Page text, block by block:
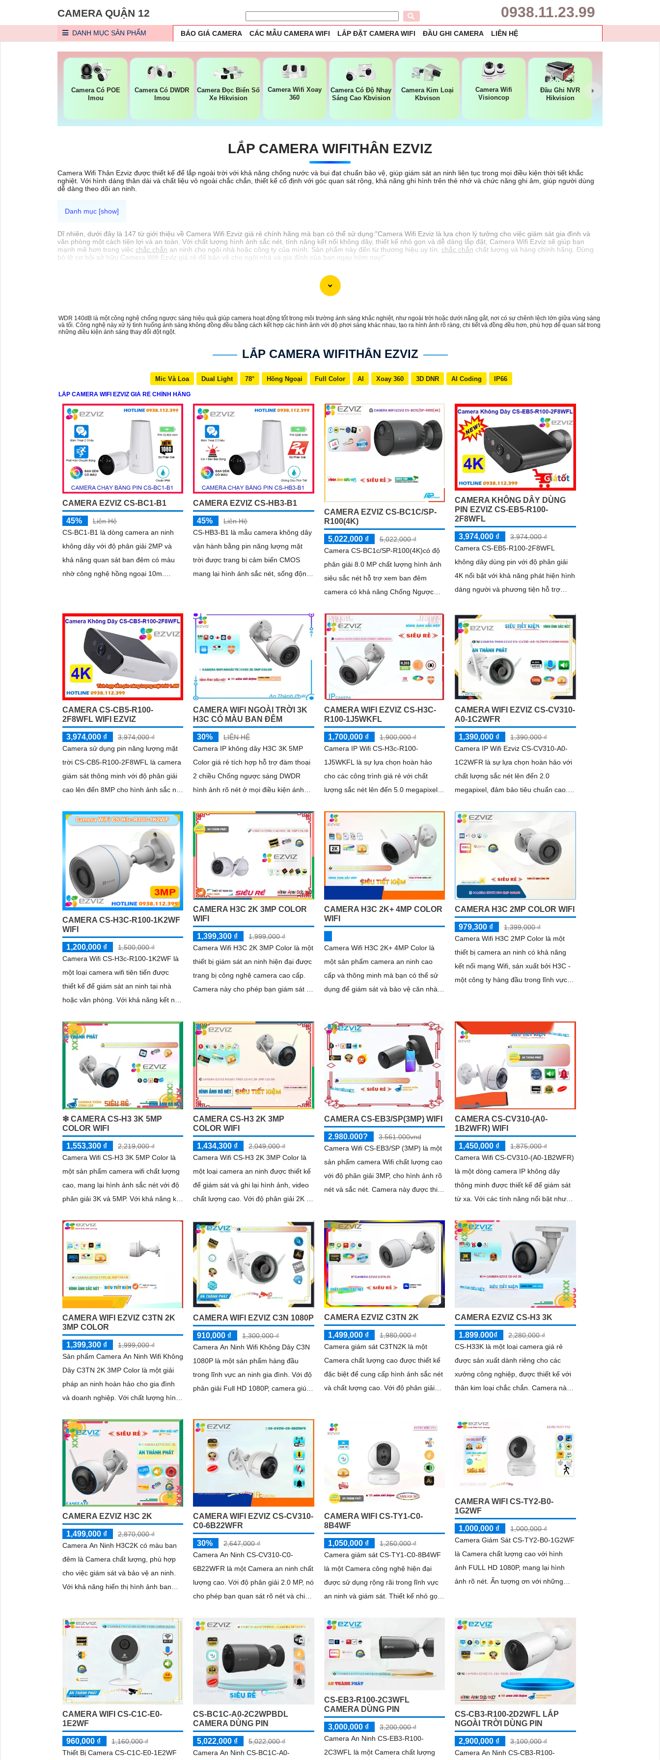
CAMERA QUẬN 12 0938.11.23.99
DANH MỤC SẢN PHẨM BÁO GIÁ CAMERA CÁC MẪU CAMERA WIFI LẮP ĐẶT CAMERA WIFI ĐẦU GHI CAMERA LIÊN HỆ
Camera Có POE
Imou
Camera Có DWDR
Imou
Camera Đọc Biển Số
Xe Hikvision
Camera Wifi Xoay
360
Camera Có Độ Nhạy
Sáng Cao Kbvision
Camera Kim Loại
Kbvison
Camera Wifi
Visioncop
Đầu Ghi NVR
Hikvision
LẮP CAMERA WIFITHÂN EZVIZ
Camera Wifi Thân Ezviz được thiết kế để lắp ngoài trời với khả năng chống nước và bụi đạt chuẩn bảo vệ, giúp giám sát an ninh liên tục trong mọi điều kiện thời tiết khắc
nghiệt. Với hình dáng thân dài và chất liệu vỏ ngoài chắc chắn, thiết kế cố định với góc quan sát rộng, khả năng ghi hình trên thẻ nhớ và chức năng ghi âm, giúp người dùng
dễ dàng theo dõi an ninh.
Dĩ nhiên, dưới đây là 147 từ giới thiệu về Camera Wifi Ezviz giá rẻ chính hãng mà bạn có thể sử dụng:"Camera Wifi Ezviz là lựa chọn lý tưởng cho việc giám sát gia đình và
văn phòng một cách tiện lợi và an toàn. Với chất lượng hình ảnh sắc nét, tính năng kết nối không dây, thiết kế nhỏ gọn và dễ dàng lắp đặt, Camera Wifi Ezviz sẽ giúp bạn
mạnh mẽ hơn trong việc chắc chắn an ninh cho ngôi nhà hoặc công ty của mình. Sản phẩm này đến từ thương hiệu uy tín, chắc chắn chất lượng và hàng chính hãng. Đừng
bỏ lỡ cơ hội sở hữu Camera Wifi Ezviz giá rẻ để bảo vệ cho ngôi nhà và gia đình của bạn ngay hôm nay!"
WDR 140dB là một công nghệ chống ngược sáng hiệu quả giúp camera hoạt động tốt trong môi trường ánh sáng khắc nghiệt, như ngoài trời hoặc dưới nắng gắt, nơi có sự chênh lệch lớn giữa vùng sáng
và tối. Công nghệ này xử lý tình huống ánh sáng không đồng đều bằng cách kết hợp các hình ảnh với độ phơi sáng khác nhau, tạo ra hình ảnh rõ ràng, chi tiết và đồng đều hơn, phù hợp để quan sát trong
những điều kiện ánh sáng thay đổi đột ngột.
LẮP CAMERA WIFITHÂN EZVIZ
Mic Và Loa Dual Light 78° Hồng Ngoại Full Color AI Xoay 360 3D DNR AI Coding IP66
LẮP CAMERA WIFI EZVIZ GIÁ RẺ CHÍNH HÃNG
CAMERA EZVIZ CS-BC1-B1
45%
Liên Hệ
CS-BC1-B1 là dòng camera an ninh
không dây với độ phân giải 2MP và
khả năng quan sát ban đêm có màu
nhờ công nghệ hồng ngoại 10m.
CAMERA EZVIZ CS-HB3-B1
45%
Liên Hệ
CS-HB3-B1 là mẫu camera không dây
vận hành bằng pin năng lượng mặt
trời được trang bị cảm biến CMOS
mang lại hình ảnh sắc nét, sống động
màu. Camera có độ phân giải 3
CAMERA EZVIZ CS-BC1C/SP-
R100(4K)
5,022,000 ₫
5,022,000 ₫
Camera CS-BC1c/SP-R100(4K)có độ
phân giải 8.0 MP chất lượng hình ảnh
siêu sắc nét hỗ trợ xem ban đêm
camera có khả năng Chống Ngược
ảnh CMOS camera CS-BC1c/SP-
R100(4K) là một loại camera giá rẻ với
khả năng lưu trữ dữ liệu lên đến
512GB thông qua khe thẻ nhớ
CAMERA KHÔNG DÂY DÙNG
PIN EZVIZ CS-EB5-R100-
2F8WFL
3,974,000 ₫
3,974,000 ₫
Camera CS-EB5-R100-2F8WFL
không dây dùng pin với độ phân giải
4K nổi bật với khả năng phát hiện hình
dáng người và phương tiện hỗ trợ
còi cảnh báo và đèn chớp tăng cường
an ninh khi phát hiện sự xâm nhập
camera tích hợp tấm pin năng lượng
mặt trời và pin sạc đạt chuẩn IP65
chống nước và bụi giúp hoạt động bền
bỉ trong mọi điều kiện thời tiết.
CAMERA CS-CB5-R100-
2F8WFL WIFI EZVIZ
3,974,000 ₫
3,974,000 ₫
Camera sử dụng pin năng lượng mặt
trời CS-CB5-R100-2F8WFL là camera
giám sát thông minh với độ phân giải
cao lên đến 8MP cho hình ảnh sắc nét
camera có khả năng phát hiện dáng
người và phương tiện báo động khi
phát hiện xâm nhập Thiết kế bền bỉ
chống nước IP65 phù hợp lắp đặt
trong mọi điều kiện thời tiết. Camera
An Ninh CS-CB5-R100-2F8WFL có
khả năng còi hú, đèn chớp báo động,
learning phân biệt người & phương
tiện
CAMERA WIFI NGOÀI TRỜI 3K
H3C CÓ MÀU BAN ĐÊM
30%
LIÊN HỆ
Camera IP không dây H3C 3K 5MP
Color giá rẻ tích hợp hỗ trợ đàm thoại
2 chiều Chống ngược sáng DWDR
hình ảnh rõ nét ở mọi điều kiện ánh
kiện thiếu sáng. Camera Giá re Wifi
Không Dây H3C 3K 5MP Color siêu
CAMERA WIFI EZVIZ CS-H3C-
R100-1J5WKFL
1,700,000 ₫
1,900,000 ₫
Camera IP Wifi CS-H3c-R100-
1J5WKFL là sự lựa chọn hoàn hảo
cho các công trình giá rẻ với chất
lượng sắc nét lên đến 5.0 megapixel.
đêm với hồng...
CAMERA WIFI EZVIZ CS-CV310-
A0-1C2WFR
1,390,000 ₫
1,390,000 ₫
Camera IP Wifi Ezviz CS-CV310-A0-
1C2WFR là sự lựa chọn hoàn hảo với
chất lượng sắc nét lên đến 2.0
megapixel, đảm bảo tiêu chuẩn cao.
hồng...
CAMERA CS-H3C-R100-1K2WF
WIFI
1,200,000 ₫
1,500,000 ₫
Camera Wifi CS-H3c-R100-1K2WF là
một loại camera wifi tiên tiến được
thiết kế để giám sát an ninh tại nhà
hoặc văn phòng. Với khả năng kết nối
truy cập và kiểm soát từ xa thông qua
mạng internet
CAMERA H3C 2K 3MP COLOR
WIFI
1,399,300 ₫
1,999,000 ₫
Camera Wifi H3C 2K 3MP Color là một
thiết bị giám sát an ninh hiện đại được
trang bị công nghệ camera cao cấp.
Camera này cho phép bạn giám sát và
mạng wifi
CAMERA H3C 2K+ 4MP COLOR
WIFI
Camera Wifi H3C 2K+ 4MP Color là
một sản phẩm camera an ninh cao
cấp và thông minh mà bạn có thể sử
dụng để giám sát và bảo vệ căn nhà,
CAMERA H3C 2MP COLOR WIFI
979,300 ₫
1,399,000 ₫
Camera Wifi H3C 2MP Color là một
thiết bị camera an ninh có khả năng
kết nối mạng Wifi, sản xuất bởi H3C -
một công ty hàng đầu trong lĩnh vực
❇ CAMERA CS-H3 3K 5MP
COLOR WIFI
1,553,300 ₫
2,219,000 ₫
Camera Wifi CS-H3 3K 5MP Color là
một sản phẩm camera wifi chất lượng
cao, mang lại hình ảnh sắc nét với độ
phân giải 3K và 5MP. Với khả năng kết
dàng giám sát từ xa qua điện thoại di
động
CAMERA CS-H3 2K 3MP
COLOR WIFI
1,434,300 ₫
2,049,000 ₫
Camera Wifi CS-H3 2K 3MP Color là
một loại camera an ninh được thiết kế
để giám sát và ghi lại hình ảnh, video
chất lượng cao. Với độ phân giải 2K và
chi tiết, đảm bảo bạn có thể nhìn rõ
từng chi tiết
CAMERA CS-EB3/SP(3MP) WIFI
2.980.000?
3.561.000vnd
Camera Wifi CS-EB3/SP (3MP) là một
sản phẩm camera Wifi chất lượng cao
với độ phân giải 3MP, cho hình ảnh rõ
nét và sắc nét. Camera này được thiết
cửa hàng và nhà kho
CAMERA CS-CV310-(A0-
1B2WFR) WIFI
1,450,000 ₫
1,875,000 ₫
Camera Wifi CS-CV310-(A0-1B2WFR)
là một dòng camera IP không dây
thông minh được thiết kế để giám sát
từ xa. Với các tính năng nổi bật như
ban...
CAMERA WIFI EZVIZ C3TN 2K
3MP COLOR
1,399,300 ₫
1,999,000 ₫
Sản phẩm Camera An Ninh Wifi Không
Dây C3TN 2K 3MP Color là một giải
pháp an ninh hoàn hảo cho gia đình
và doanh nghiệp. Với chất lượng hình
cho phép bạn quan sát mọi góc nhỏ
nhất với rõ nét và sắc nét
CAMERA WIFI EZVIZ C3N 1080P
910,000 ₫
1,300,000 ₫
Camera An Ninh Wifi Không Dây C3N
1080P là một sản phẩm hàng đầu
trong lĩnh vực an ninh gia đình. Với độ
phân giải Full HD 1080P, camera giúp
nét
CAMERA EZVIZ C3TN 2K
1,499,000 ₫
1,980,000 ₫
Camera giám sát C3TN2K là một
Camera chất lượng cao được thiết kế
đặc biệt để cung cấp hình ảnh sắc nét
và chất lượng cao. Với độ phân giải
ánh sáng yếu
CAMERA EZVIZ CS-H3 3K
1.899.000₫
2,280,000 ₫
CS-H33K là một loại camera giá rẻ
được sản xuất dành riêng cho các
xưởng công nghiệp, được thiết kế với
thân kim loại chắc chắn. Camera này
CAMERA EZVIZ H3C 2K
1,499,000 ₫
2,870,000 ₫
Camera An Ninh H3C2K có màu ban
đêm là Camera chất lượng, phù hợp
cho việc giám sát và bảo vệ an ninh.
Với khả năng hiển thị hình ảnh ban
quan sát rõ ràng ngay cả khi trời tối
CAMERA WIFI EZVIZ CS-CV310-
C0-6B22WFR
30%
2,647,000 ₫
Camera An Ninh CS-CV310-C0-
6B22WFR là một Camera an ninh chất
lượng cao. Với độ phân giải 2.0 MP, nó
cho phép bạn quan sát rõ nét và chi
SMD,...
CAMERA WIFI CS-TY1-C0-
8B4WF
1,050,000 ₫
1,250,000 ₫
Camera giám sát CS-TY1-C0-8B4WF
là một Camera công nghệ hiện đại
được sử dụng rộng rãi trong lĩnh vực
an ninh và giám sát. Thiết kế nhỏ gọn,
hình ảnh sắc nét mọi lúc, mọi nơi
CAMERA WIFI CS-TY2-B0-
1G2WF
1,000,000 ₫
1,000,000 ₫
Camera Giám Sát CS-TY2-B0-1G2WF
là Camera chất lượng cao với hình
ảnh FULL HD 1080P, mang lại hình
ảnh rõ nét. Ấn tượng ơn với những
nghệ Hồng Ngoại 10m
CAMERA WIFI CS-C1C-E0-
1E2WF
960,000 ₫
1,160,000 ₫
Thiết Bị Camera CS-C1C-E0-1E2WF
CS-BC1C-A0-2C2WPBDL
CAMERA DÙNG PIN
5,022,000 ₫
5,022,000 ₫
Camera An Ninh CS-BC1C-A0-
CS-EB3-R100-2C3WFL
CAMERA DÙNG PIN
3,000,000 ₫
3,200,000 ₫
Camera An Ninh CS-EB3-R100-
2C3WFL là một Camera chất lượng
CS-CB3-R100-2D2WFL LẮP
NGOÀI TRỜI DÙNG PIN
2,900,000 ₫
3,100,000 ₫
Camera An Ninh CS-CB3-R100-